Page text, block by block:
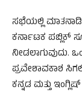
ಸಭೆಯಲ್ಲಿ
ಕರ್ನಾಟಕ ಪಬ್ಲಿಕ್
ನೀಡಲಾಗುವುದು.
ಪ್ರವೇಶಾವಕಾಶ
ಕನ್ನಡ ಮತ್ತು